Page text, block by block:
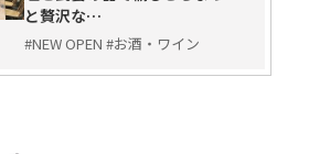
と贅沢な…
#NEW OPEN #お酒・ワイン